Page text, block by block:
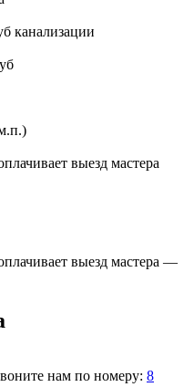
канализации
выезд мастера
выезд мастера —
нам по номеру: 8